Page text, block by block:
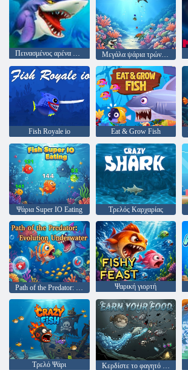
Πεινασμένος αρένα καρχαρία Μεγάλα ψάρια τρώνε μικρά ψάρια
Fish Royale io Eat & Grow Fish
Ψάρια Super IO Eating Τρελός Καρχαρίας
Ψαρική γιορτή
Τρελό Ψάρι